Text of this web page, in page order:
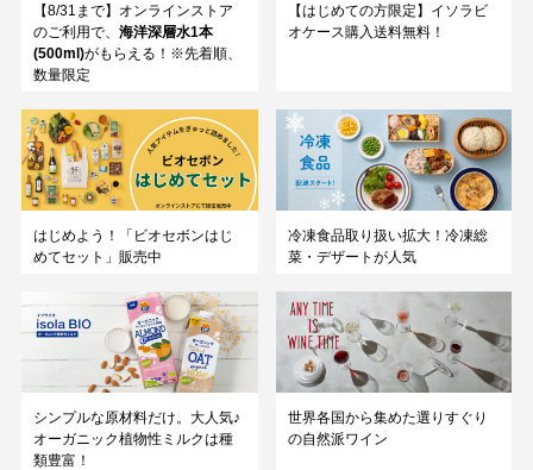
【8/31まで】オンラインストア
のご利用で、 海洋深層水1本
(500ml)がもらえる！※先着順、
数量限定
【はじめての方限定】イソラビ
オケース購入送料無料！
はじめよう！「ビオセボンはじ
めてセット」販売中
冷凍食品取り扱い拡大！冷凍総
菜・デザートが人気
シンプルな原材料だけ。大人気♪
オーガニック植物性ミルクは種
類豊富！
世界各国から集めた選りすぐり
の自然派ワイン